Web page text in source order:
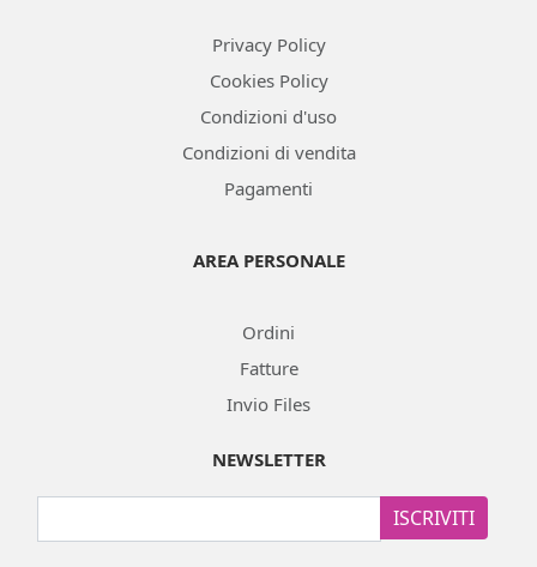
Privacy Policy
Cookies Policy
Condizioni d'uso
Condizioni di vendita
Pagamenti
AREA PERSONALE
Ordini
Fatture
Invio Files
NEWSLETTER
ISCRIVITI